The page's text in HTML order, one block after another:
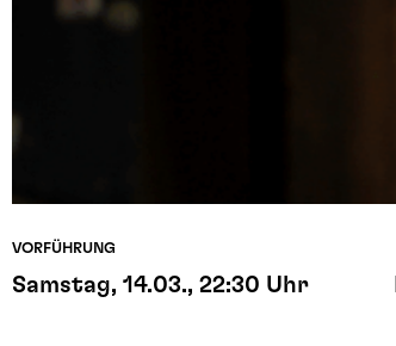
VORFÜHRUNG
Samstag, 14.03., 22:30 Uhr